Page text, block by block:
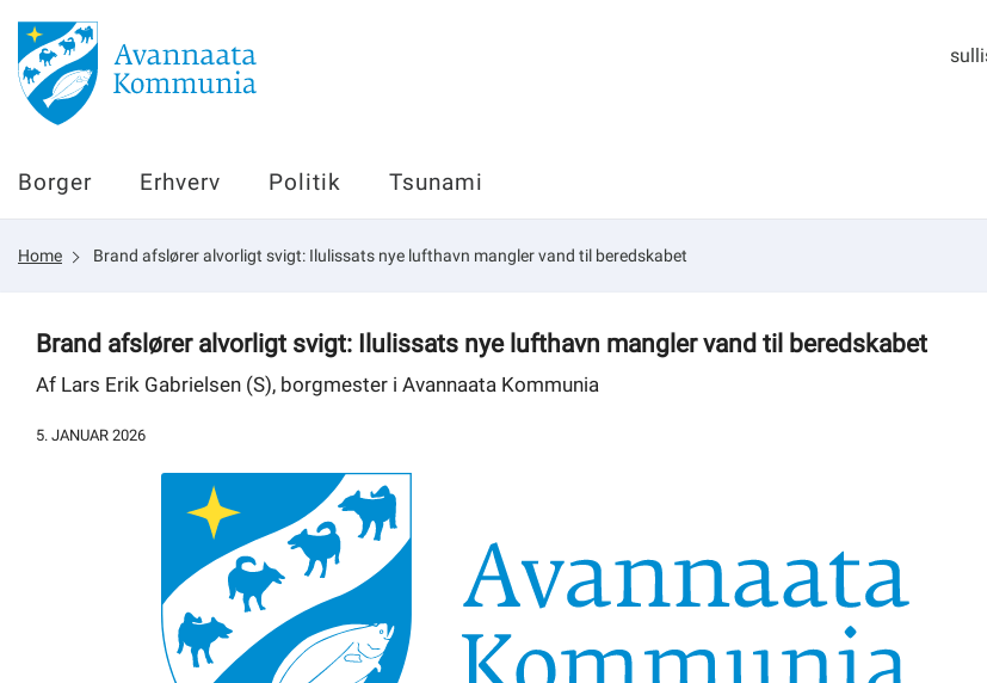
Borger
Erhverv
Politik
Tsunami
sullissivik.gl
Borger Erhverv Politik Tsunami
Home Brand afslører alvorligt svigt: Ilulissats nye lufthavn mangler vand til beredskabet
Brand afslører alvorligt svigt: Ilulissats nye lufthavn mangler vand til beredskabet
Af Lars Erik Gabrielsen (S), borgmester i Avannaata Kommunia
5. JANUAR 2026